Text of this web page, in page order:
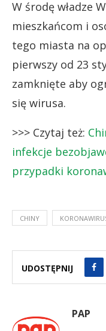
W środę władze
mieszkańcom i
tego miasta na
pierwszy od 23
zamknięte aby
się wirusa.
>>> Czytaj też:
infekcje
przypadki
CHINY
UDOSTĘPNIJ
PAP